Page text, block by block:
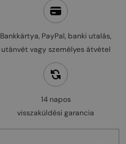
Bankkártya, PayPal, banki utalás,
utánvét vagy személyes átvétel
14 napos
visszaküldési garancia